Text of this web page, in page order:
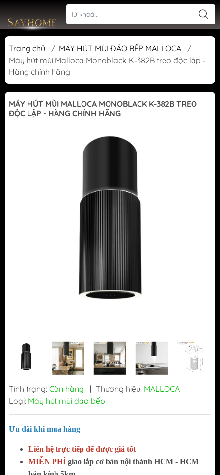
Trang chủ / MÁY HÚT MÙI ĐẢO BẾP MALLOCA
/
Máy hút mùi Malloca Monoblack K-382B treo độc lập -
Hàng chính hãng
MÁY HÚT MÙI MALLOCA MONOBLACK K-382B TREO
ĐỘC LẬP - HÀNG CHÍNH HÃNG
Tình trạng: Còn hàng | Thương hiệu: MALLOCA
Loại: Máy hút mùi đảo bếp
Ưu đãi khi mua hàng
Liên hệ trực tiếp để được giá tốt
MIỄN PHÍ giao lắp cơ bản nội thành HCM - HCM